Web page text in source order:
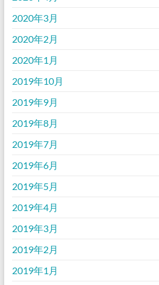
2020年3月
2020年2月
2020年1月
2019年10月
2019年9月
2019年8月
2019年7月
2019年6月
2019年5月
2019年4月
2019年3月
2019年2月
2019年1月